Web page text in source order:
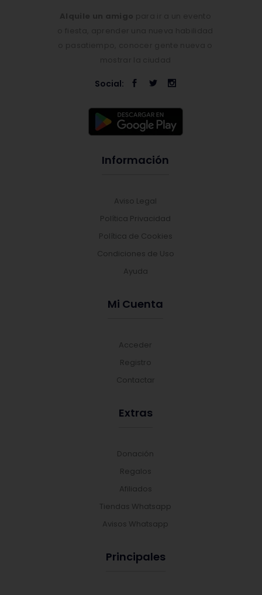
Social:
Información
Aviso Legal
Política Privacidad
Política de Cookies
Condiciones de Uso
Ayuda
Mi Cuenta
Acceder
Registro
Contactar
Extras
Donación
Regalos
Afiliados
Tiendas Whatsapp
Avisos Whatsapp
Principales